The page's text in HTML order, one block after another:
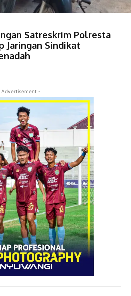
Satreskrim Polresta
Jaringan Sindikat
Advertisement -